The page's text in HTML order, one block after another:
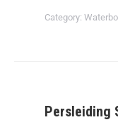
Category:
Persleiding